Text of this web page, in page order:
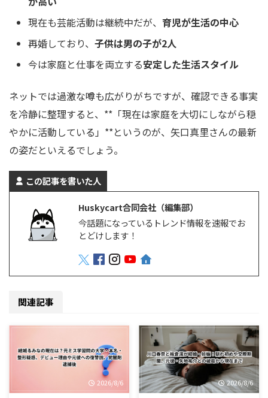
現在も芸能活動は継続中だが、 育児が生活の中心
再婚しており、 子供は男の子が2人
今は家庭と仕事を両立する安定した生活スタイル
ネットでは過激な噂も広がりがちですが、確認できる事実
を冷静に整理すると、**「現在は家庭を大切にしながら穏
やかに活動している」**というのが、矢口真里さんの最新
の姿だといえるでしょう。
この記事を書いた人
Huskycart合同会社（編集部）
今話題になっているトレンド情報を速報でお
とどけします！
関連記事
2026/8/6 2026/8/6